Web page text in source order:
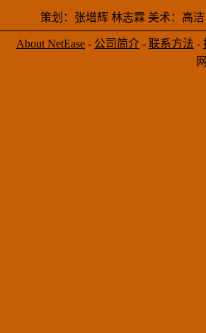
策划：张增辉 林志霖 美术：高
About NetEase - 公司简介 - 联系方法 -